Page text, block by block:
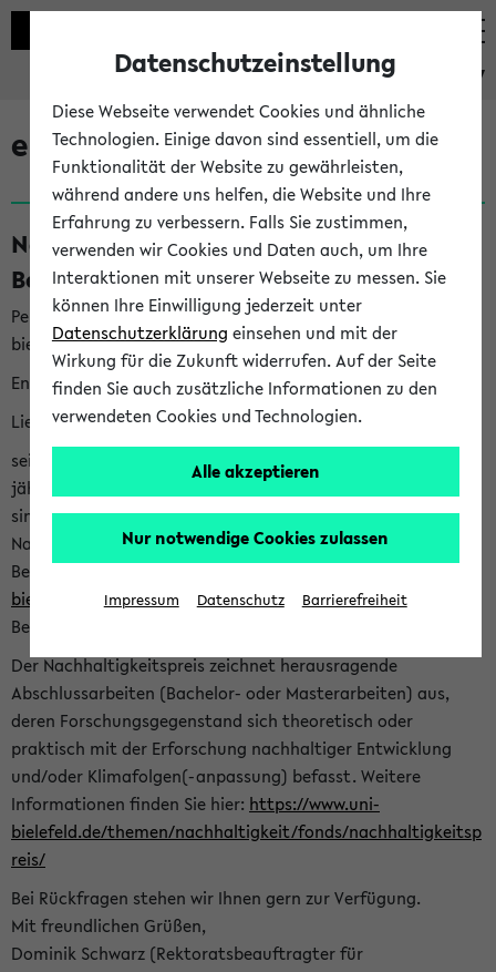
eKVV
eKVV News
Nachhaltigkeitspreis 2026:
Bewerbungsphase gestartet (06.08.26)
Per E-Mail eingestellt von nachhaltigkeitsbuero@uni-
bielefeld.de an den Verteiler 'Alle Studierenden':
English version below
Liebe Studierende,
seit 2023 verleiht das Rektorat der Universität Bielefeld
jährlich den Nachhaltigkeitspreis für Abschlussarbeiten. Sie
sind herzlich eingeladen sich mit Ihrer Abschlussarbeit beim
Nachhaltigkeitsbüro zu bewerben. Bitte nutzen Sie für Ihre
Bewerbung dieses Formular<https://formulare.uni-
bielefeld.de/frontend-server/form/provide/913/>. Die
Bewerbungsfrist endet am 30.09.2026.
Der Nachhaltigkeitspreis zeichnet herausragende
Abschlussarbeiten (Bachelor- oder Masterarbeiten) aus,
deren Forschungsgegenstand sich theoretisch oder
praktisch mit der Erforschung nachhaltiger Entwicklung
und/oder Klimafolgen(-anpassung) befasst. Weitere
Informationen finden Sie hier: https://www.uni-
bielefeld.de/themen/nachhaltigkeit/fonds/nachhaltigkeitsp
reis/
Bei Rückfragen stehen wir Ihnen gern zur Verfügung.
Mit freundlichen Grüßen,
Dominik Schwarz (Rektoratsbeauftragter für
Datenschutzeinstellung
Diese Webseite verwendet Cookies und ähnliche
Technologien. Einige davon sind essentiell, um die
Funktionalität der Website zu gewährleisten,
während andere uns helfen, die Website und Ihre
Erfahrung zu verbessern. Falls Sie zustimmen,
verwenden wir Cookies und Daten auch, um Ihre
Interaktionen mit unserer Webseite zu messen. Sie
können Ihre Einwilligung jederzeit unter
Datenschutzerklärung einsehen und mit der
Wirkung für die Zukunft widerrufen. Auf der Seite
finden Sie auch zusätzliche Informationen zu den
verwendeten Cookies und Technologien.
Alle akzeptieren
Nur notwendige Cookies zulassen
Impressum Datenschutz Barrierefreiheit